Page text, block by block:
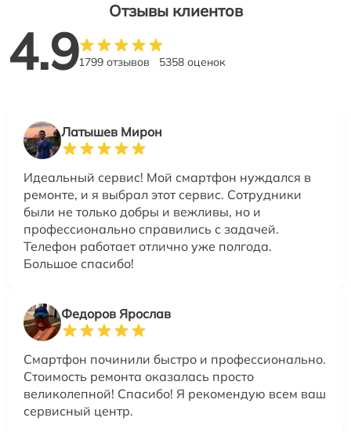
Отзывы клиентов
4.91799 отзывов 5358 оценок
Латышев Мирон
Идеальный сервис! Мой смартфон нуждался в
ремонте, и я выбрал этот сервис. Сотрудники
были не только добры и вежливы, но и
профессионально справились с задачей.
Телефон работает отлично уже полгода.
Большое спасибо!
Федоров Ярослав
Смартфон починили быстро и профессионально.
Стоимость ремонта оказалась просто
великолепной! Спасибо! Я рекомендую всем ваш
сервисный центр.